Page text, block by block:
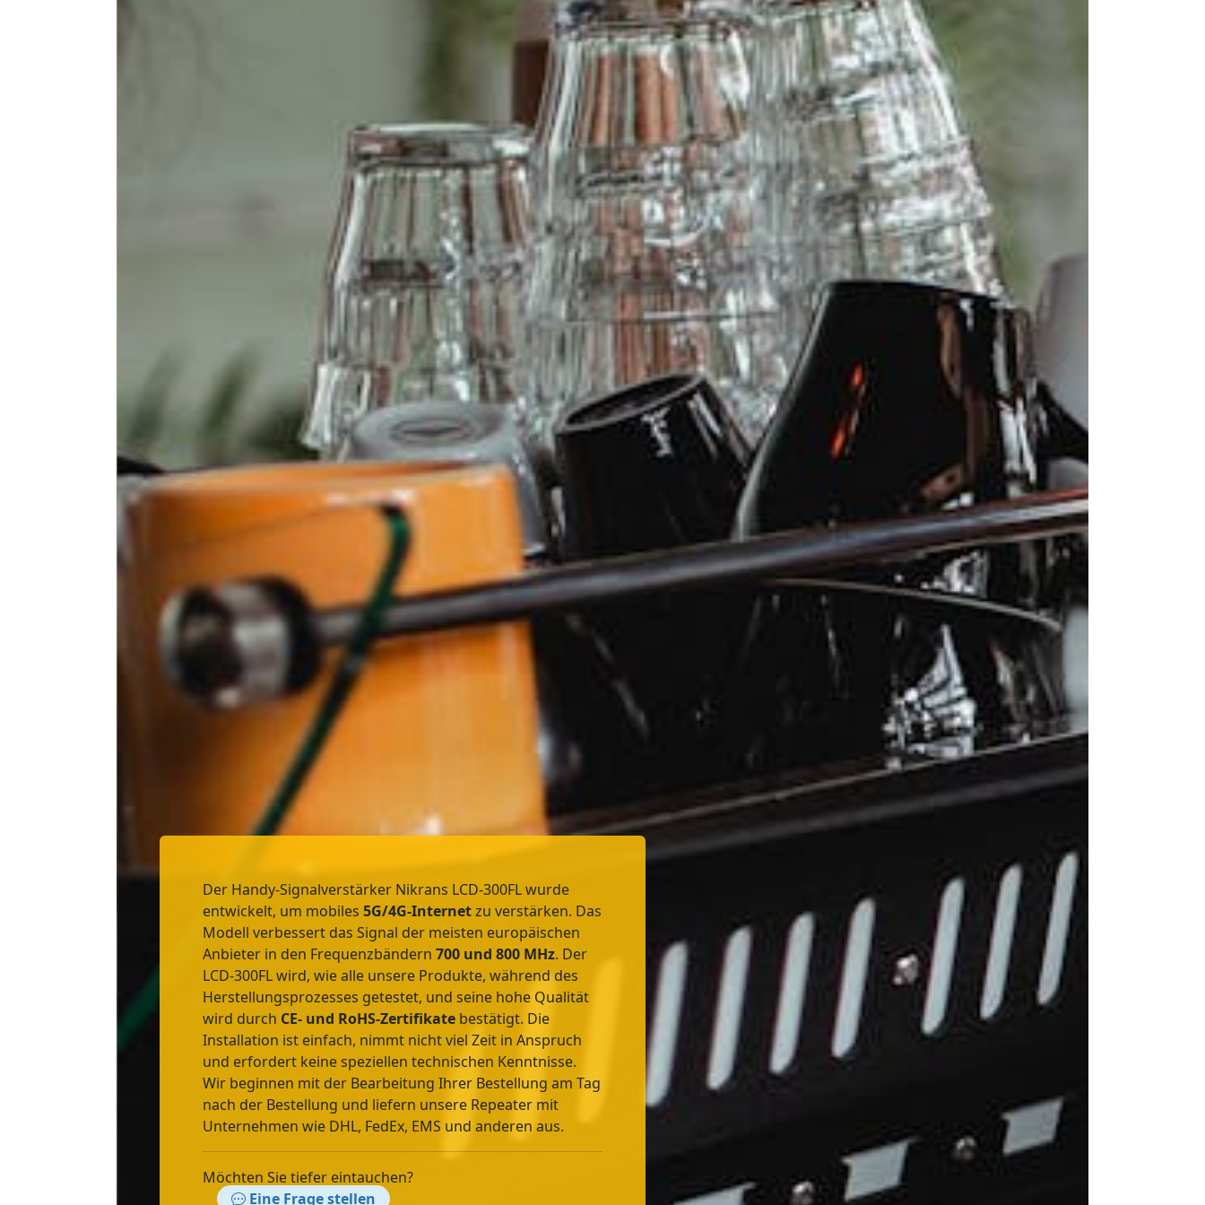
Der Handy-Signalverstärker Nikrans LCD-300FL wurde
entwickelt, um mobiles 5G/4G-Internetzu verstärken. Das
Modell verbessert das Signal der meisten europäischen
Anbieter in den Frequenzbändern 700 und 800 MHz. Der
LCD-300FL wird, wie alle unsere Produkte, während des
Herstellungsprozesses getestet, und seine hohe Qualität
wird durch CE- und RoHS-Zertifikate bestätigt. Die
Installation ist einfach, nimmt nicht viel Zeit in Anspruch
und erfordert keine speziellen technischen Kenntnisse.
Wir beginnen mit der Bearbeitung Ihrer Bestellung am Tag
nach der Bestellung und liefern unsere Repeater mit
Unternehmen wie DHL, FedEx, EMS und anderen aus.
Möchten Sie tiefer eintauchen?
Eine Frage stellen